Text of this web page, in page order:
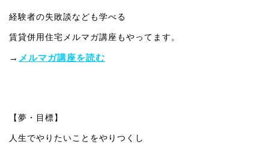
経験者の失敗談なども学べる
賃貸併用住宅メルマガ講座もやってます。
→ メルマガ講座を読む
【夢・目標】
人生でやりたいことをやりつくし